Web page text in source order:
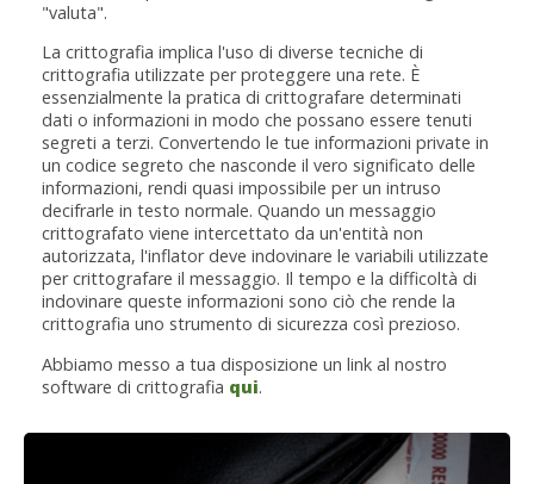
"valuta".
La crittografia implica l'uso di diverse tecniche di
crittografia utilizzate per proteggere una rete. È
essenzialmente la pratica di crittografare determinati
dati o informazioni in modo che possano essere tenuti
segreti a terzi. Convertendo le tue informazioni private in
un codice segreto che nasconde il vero significato delle
informazioni, rendi quasi impossibile per un intruso
decifrarle in testo normale. Quando un messaggio
crittografato viene intercettato da un'entità non
autorizzata, l'inflator deve indovinare le variabili utilizzate
per crittografare il messaggio. Il tempo e la difficoltà di
indovinare queste informazioni sono ciò che rende la
crittografia uno strumento di sicurezza così prezioso.
Abbiamo messo a tua disposizione un link al nostro
software di crittografia qui.